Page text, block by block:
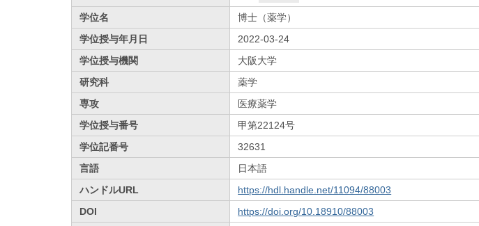
学位名
博士（薬学）
学位授与年月日
2022-03-24
学位授与機関
大阪大学
研究科
薬学
専攻
医療薬学
学位授与番号
甲第22124号
学位記番号
32631
言語
日本語
ハンドルURL
https://hdl.handle.net/11094/88003
DOI
https://doi.org/10.18910/88003